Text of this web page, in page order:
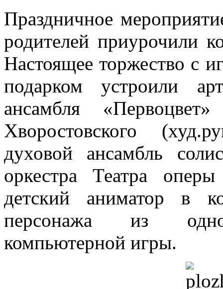
Праздничное
родителей приурочили
Настоящее торжество с
подарком устроили
ансамбля
Хворостовского
духовой ансамбль
оркестра Театра
детский аниматор в
персонажа из
компьютерной игры.